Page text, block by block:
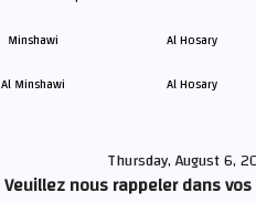
Al Minshawi Al Hosary
Thursday, August 6,
Veuillez nous rappeler dans